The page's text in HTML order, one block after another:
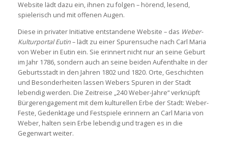
SPIELPLAN 2026
WEBER-QUIZ, SPIELE & MEHR
RUNDFAHRT
Website lädt dazu ein, ihnen zu folgen – hörend, lesend,
spielerisch und mit offenen Augen.
Diese in privater Initiative entstandene Website – das Weber-
Kulturportal Eutin– lädt zu einer Spurensuche nach Carl Maria
von Weber in Eutin ein. Sie erinnert nicht nur an seine Geburt
im Jahr 1786, sondern auch an seine beiden Aufenthalte in der
Geburtsstadt in den Jahren 1802 und 1820. Orte, Geschichten
und Besonderheiten lassen Webers Spuren in der Stadt
lebendig werden. Die Zeitreise „240 Weber-Jahre“ verknüpft
Bürgerengagement mit dem kulturellen Erbe der Stadt: Weber-
Feste, Gedenktage und Festspiele erinnern an Carl Maria von
Weber, halten sein Erbe lebendig und tragen es in die
Gegenwart weiter.